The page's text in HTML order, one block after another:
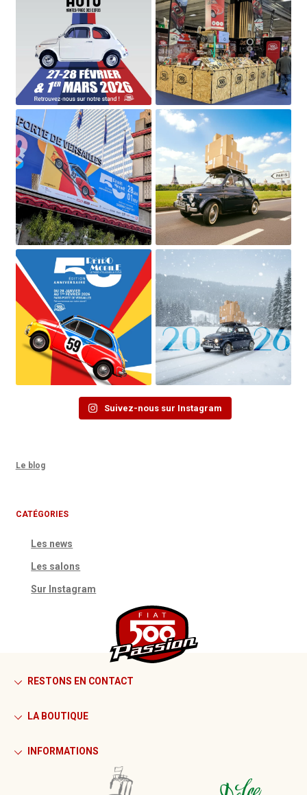
Suivez-nous sur Instagram
Le blog
CATÉGORIES
Les news
Les salons
Sur Instagram
RESTONS EN CONTACT
LA BOUTIQUE
INFORMATIONS